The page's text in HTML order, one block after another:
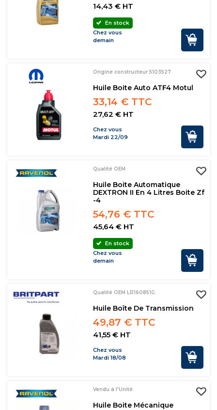
14,43 € HT
En stock
Chez vous
demain
Origine constructeur 5103527
Huile Boite Auto ATF4 Motul
33,14 € TTC
27,62 € HT
Chez vous
Mardi 22/09
Qualité OEM
Huile Boite Automatique
DEXTRON II En 4 Litres Boite Zf
-4
54,76 € TTC
45,64 € HT
En stock
Chez vous
demain
Qualité OEM LR160851G
Huile Boîte De Transmission
49,87 € TTC
41,55 € HT
Chez vous
Mardi 18/08
Vendu à l'Unité
Huile Boite Mécanique